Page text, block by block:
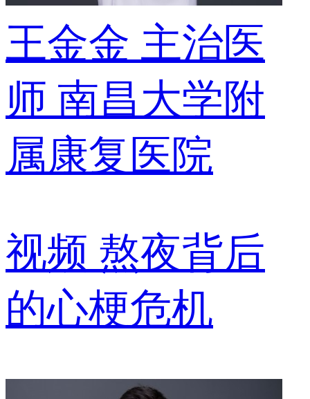
王金金 主治医
师 南昌大学附
属康复医院
视频 熬夜背后
的心梗危机